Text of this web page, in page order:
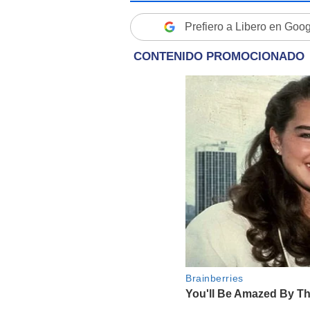
Prefiero a Libero en